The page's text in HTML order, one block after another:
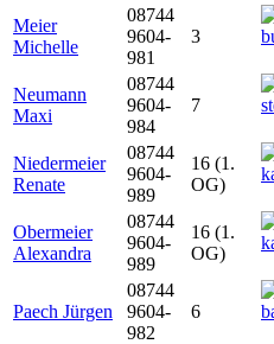
Meier
Michelle
08744
9604-
981
3
Neumann
Maxi
08744
9604-
984
7
Niedermeier
Renate
08744
9604-
989
16 (1.
OG)
Obermeier
Alexandra
08744
9604-
989
16 (1.
OG)
Paech Jürgen
08744
9604-
982
6